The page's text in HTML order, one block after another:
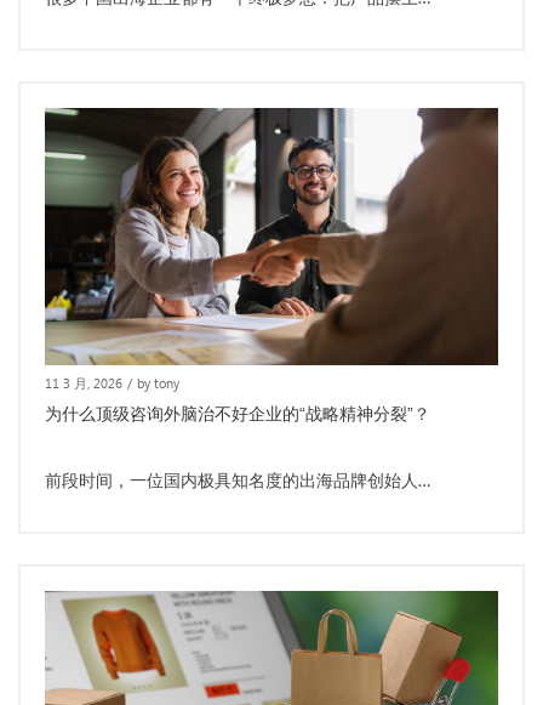
11 3 月, 2026 / by tony
为什么顶级咨询外脑治不好企业的“战略精神分裂”？
前段时间，一位国内极具知名度的出海品牌创始人…